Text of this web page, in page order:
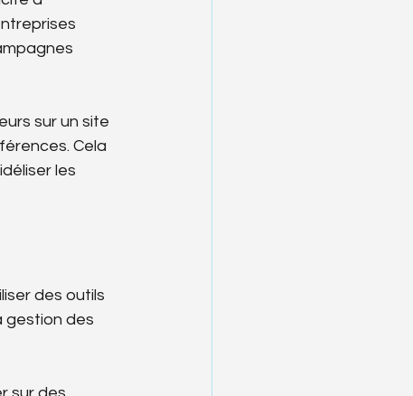
sur un site
Cela
les
des outils
gestion des